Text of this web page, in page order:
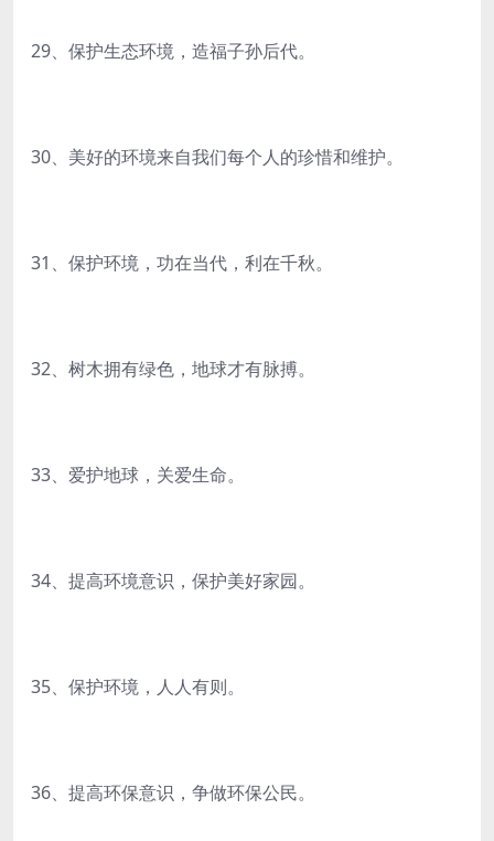
29、保护生态环境，造福子孙后代。
30、美好的环境来自我们每个人的珍惜和维护。
31、保护环境，功在当代，利在千秋。
32、树木拥有绿色，地球才有脉搏。
33、爱护地球，关爱生命。
34、提高环境意识，保护美好家园。
35、保护环境，人人有则。
36、提高环保意识，争做环保公民。